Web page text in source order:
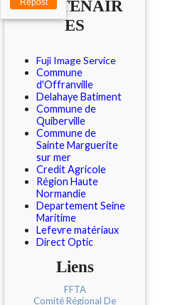
PARTENAIR
ES
Fuji Image Service
Commune
d'Offranville
Delahaye Batiment
Commune de
Quiberville
Commune de
Sainte Marguerite
sur mer
Credit Agricole
Région Haute
Normandie
Departement Seine
Maritime
Lefevre matériaux
Direct Optic
Liens
FFTA
Comité Régional De
Repost